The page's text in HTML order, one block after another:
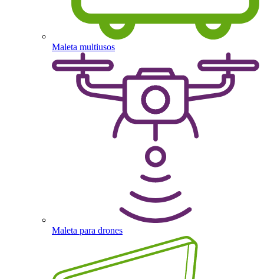
Maleta multiusos
Maleta para drones